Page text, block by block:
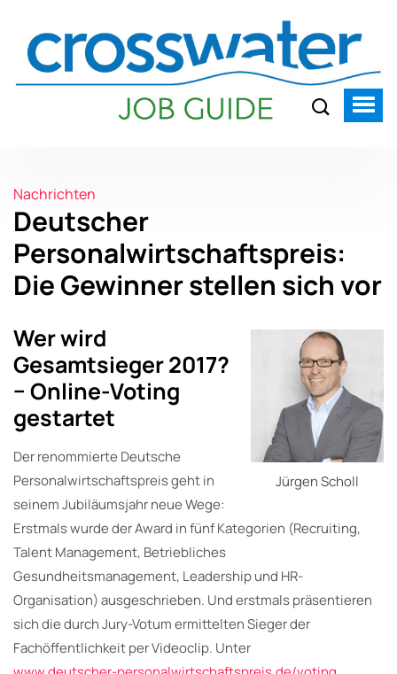
Nachrichten
Deutscher
Personalwirtschaftspreis:
Die Gewinner stellen sich vor
Jürgen Scholl
Wer wird
Gesamtsieger 2017?
− Online-Voting
gestartet
Der renommierte Deutsche
Personalwirtschaftspreis geht in
seinem Jubiläumsjahr neue Wege:
Erstmals wurde der Award in fünf Kategorien (Recruiting,
Talent Management, Betriebliches
Gesundheitsmanagement, Leadership und HR-
Organisation) ausgeschrieben. Und erstmals präsentieren
sich die durch Jury-Votum ermittelten Sieger der
Fachöffentlichkeit per Videoclip. Unter